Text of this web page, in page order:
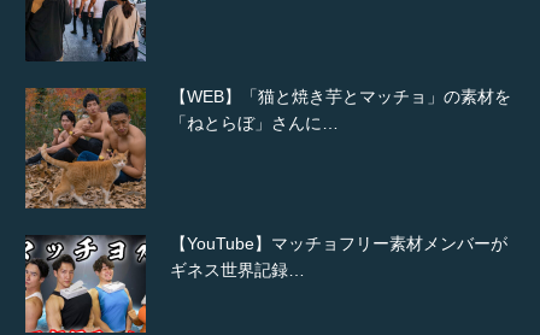
「ねとらぼ」さんに…
ギネス世界記録…